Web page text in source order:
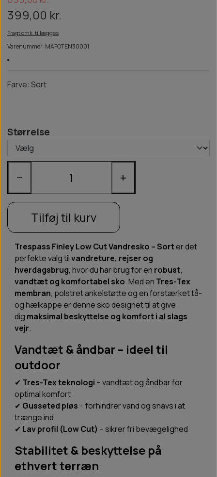
399,00 kr.
Fragt omk. tillægges
Varenummer: MAFOTEN30001
Farve: Sort
Størrelse
− +
Tilføj til kurv
Trespass Finley Low Cut Vandresko – Sorter det
perfekte valg tilvandreture, rejser og
hverdagsbrug, hvor du har brug for en robust,
vandtæt og komfortabel sko. Med en Tres-Tex
membran, polstret ankelstøtte og en forstærket tå-
og hælkappe er denne sko designet til at give
dig maksimal beskyttelse og komfort i al slags
vejr.
Vandtæt & åndbar – ideel til
outdoor
✔ Tres-Tex teknologi – vandtæt og åndbar for
optimal komfort
✔ Gusseted pløs – forhindrer vand og snavs i at
trænge ind
✔ Lav profil (Low Cut) – sikrer fri bevægelighed
Stabilitet & beskyttelse på
ethvert terræn